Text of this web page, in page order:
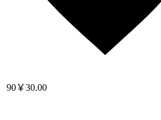
90￥30.00